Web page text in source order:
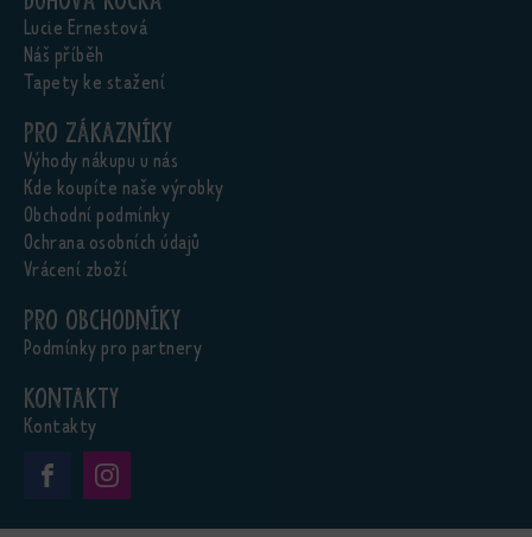
Lucie Ernestová
Náš příběh
Tapety ke stažení
Pro zákazníky
Výhody nákupu u nás
Kde koupíte naše výrobky
Obchodní podmínky
Ochrana osobních údajů
Vrácení zboží
Pro obchodníky
Podmínky pro partnery
Kontakty
Kontakty